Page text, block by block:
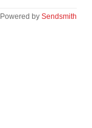
Powered by Sendsmith